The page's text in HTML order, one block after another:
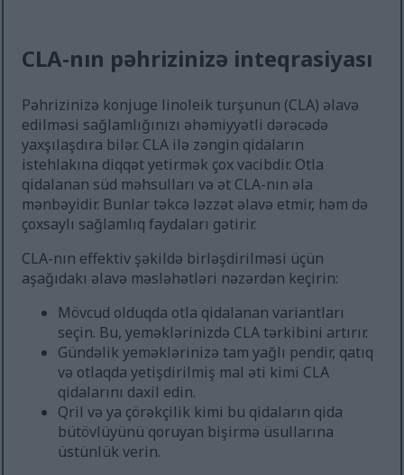
CLA-nın pəhrizinizə inteqrasiyası
Pəhrizinizə konjuge linoleik turşunun (CLA) əlavə
edilməsi sağlamlığınızı əhəmiyyətli dərəcədə
yaxşılaşdıra bilər. CLA ilə zəngin qidaların
istehlakına diqqət yetirmək çox vacibdir. Otla
qidalanan süd məhsulları və ət CLA-nın əla
mənbəyidir. Bunlar təkcə ləzzət əlavə etmir, həm də
çoxsaylı sağlamlıq faydaları gətirir.
CLA-nın effektiv şəkildə birləşdirilməsi üçün
aşağıdakı əlavə məsləhətləri nəzərdən keçirin:
Mövcud olduqda otla qidalanan variantları
seçin. Bu, yeməklərinizdə CLA tərkibini artırır.
Gündəlik yeməklərinizə tam yağlı pendir, qatıq
və otlaqda yetişdirilmiş mal əti kimi CLA
qidalarını daxil edin.
Qril və ya çörəkçilik kimi bu qidaların qida
bütövlüyünü qoruyan bişirmə üsullarına
üstünlük verin.